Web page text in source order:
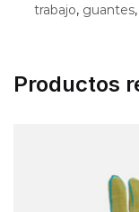
trabajo, guantes,
Productos